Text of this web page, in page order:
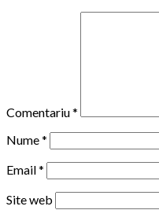
Comentariu*
Nume*
Email*
Site web